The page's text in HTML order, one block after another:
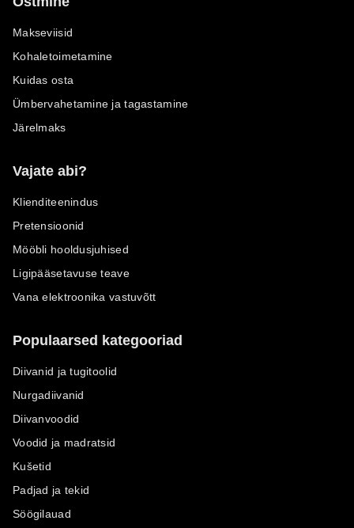
Makseviisid
Kohaletoimetamine
Kuidas osta
Ümbervahetamine ja tagastamine
Järelmaks
Vajate abi?
Klienditeenindus
Pretensioonid
Mööbli hooldusjuhised
Ligipääsetavuse teave
Vana elektroonika vastuvõtt
Populaarsed kategooriad
Diivanid ja tugitoolid
Nurgadiivanid
Diivanvoodid
Voodid ja madratsid
Kušetid
Padjad ja tekid
Söögilauad